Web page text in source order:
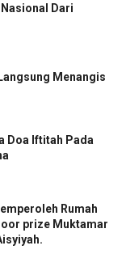
Dari
Menangis
Doa Iftitah Pada
Rumah
prize Muktamar